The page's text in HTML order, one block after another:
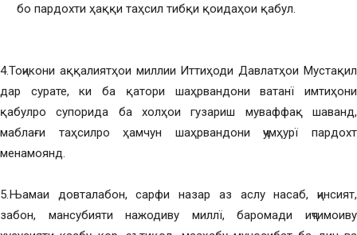
бо пардохти ҳаққи таҳсил тибқи қоидаҳои қабул.
4.Тоҷикони аққалиятҳои миллии Иттиҳоди Давлатҳои Мустақил
дар сурате, ки ба қатори шаҳрвандони ватанї имтиҳони
қабулро супорида ба холҳои гузариш муваффақ шаванд,
маблағи таҳсилро ҳамчун шаҳрвандони ҷумҳурї пардохт
менамоянд.
5.Њамаи довталабон, сарфи назар аз аслу насаб, ҷинсият,
забон, мансубияти нажодиву миллї, баромади иҷтимоиву